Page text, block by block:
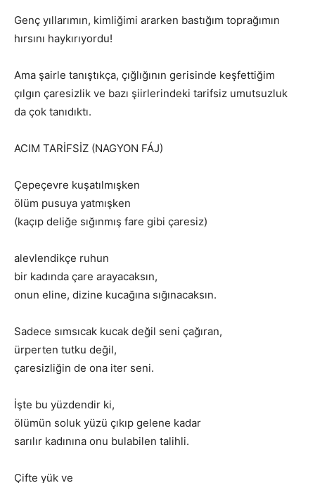
Genç yıllarımın, kimliğimi ararken bastığım toprağımın
hırsını haykırıyordu!
Ama şairle tanıştıkça, çığlığının gerisinde keşfettiğim
çılgın çaresizlik ve bazı şiirlerindeki tarifsiz umutsuzluk
da çok tanıdıktı.
ACIM TARİFSİZ (NAGYON FÁJ)
Çepeçevre kuşatılmışken
ölüm pusuya yatmışken
(kaçıp deliğe sığınmış fare gibi çaresiz)
alevlendikçe ruhun
bir kadında çare arayacaksın,
onun eline, dizine kucağına sığınacaksın.
Sadece sımsıcak kucak değil seni çağıran,
ürperten tutku değil,
çaresizliğin de ona iter seni.
İşte bu yüzdendir ki,
ölümün soluk yüzü çıkıp gelene kadar
sarılır kadınına onu bulabilen talihli.
Çifte yük ve